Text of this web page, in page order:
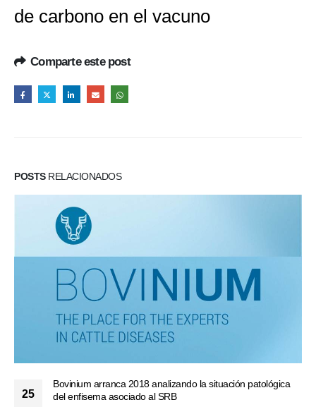
de carbono en el vacuno
Comparte este post
POSTSRELACIONADOS
25
Bovinium arranca 2018 analizando la situación patológica
del enfisema asociado al SRB